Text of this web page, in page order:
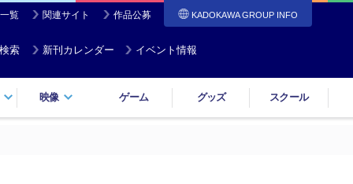
覧 関連サイト 作品公募 KADOKAWA GROUP INFO
索 新刊カレンダー イベント情報
映像 ゲーム グッズ スクール